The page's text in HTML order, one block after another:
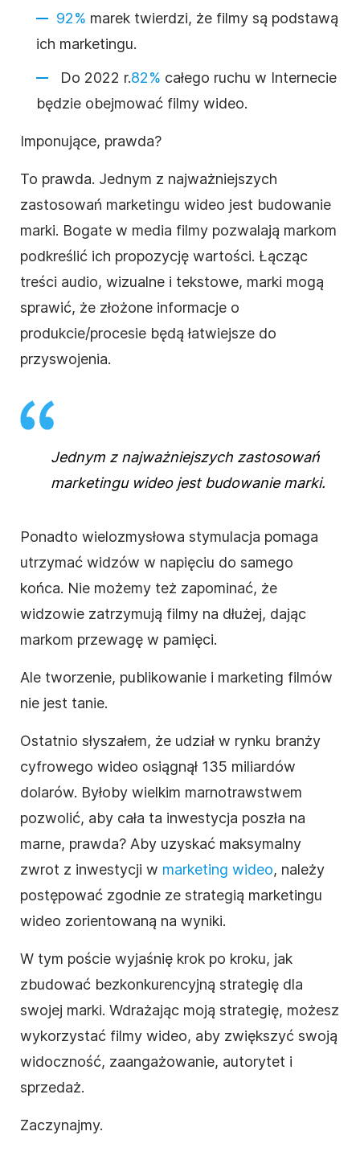
92% marek twierdzi, że filmy są podstawą
ich marketingu.
Do 2022 r.82% całego ruchu w Internecie
będzie obejmować filmy wideo.
Imponujące, prawda?
To prawda. Jednym z najważniejszych
zastosowań marketingu wideo jest budowanie
marki. Bogate w media filmy pozwalają markom
podkreślić ich propozycję wartości. Łącząc
treści audio, wizualne i tekstowe, marki mogą
sprawić, że złożone informacje o
produkcie/procesie będą łatwiejsze do
przyswojenia.
Jednym z najważniejszych zastosowań
marketingu wideo jest budowanie marki.
Ponadto wielozmysłowa stymulacja pomaga
utrzymać widzów w napięciu do samego
końca. Nie możemy też zapominać, że
widzowie zatrzymują filmy na dłużej, dając
markom przewagę w pamięci.
Ale tworzenie, publikowanie i marketing filmów
nie jest tanie.
Ostatnio słyszałem, że udział w rynku branży
cyfrowego wideo osiągnął 135 miliardów
dolarów. Byłoby wielkim marnotrawstwem
pozwolić, aby cała ta inwestycja poszła na
marne, prawda? Aby uzyskać maksymalny
zwrot z inwestycji w marketing wideo, należy
postępować zgodnie ze strategią marketingu
wideo zorientowaną na wyniki.
W tym poście wyjaśnię krok po kroku, jak
zbudować bezkonkurencyjną strategię dla
swojej marki. Wdrażając moją strategię, możesz
wykorzystać filmy wideo, aby zwiększyć swoją
widoczność, zaangażowanie, autorytet i
sprzedaż.
Zaczynajmy.